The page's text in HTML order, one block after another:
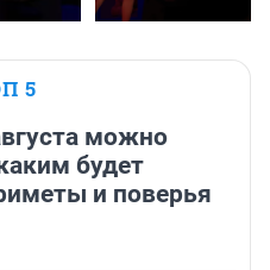
5
можно
будет
и поверья